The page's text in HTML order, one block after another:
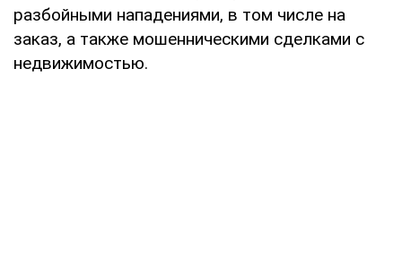
разбойными нападениями, в том числе на
заказ, а также мошенническими сделками с
недвижимостью.